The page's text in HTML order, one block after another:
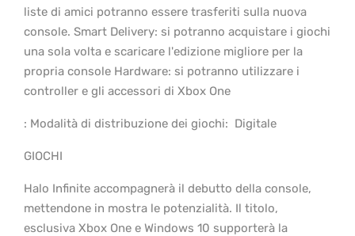
liste di amici potranno essere trasferiti sulla nuova
console. Smart Delivery: si potranno acquistare i giochi
una sola volta e scaricare l'edizione migliore per la
propria console Hardware: si potranno utilizzare i
controller e gli accessori di Xbox One
: Modalità di distribuzione dei giochi: ​ Digitale
GIOCHI
Halo Infinite accompagnerà il debutto della console,
mettendone in mostra le potenzialità. Il titolo,
esclusiva Xbox One e Windows 10 supporterà la